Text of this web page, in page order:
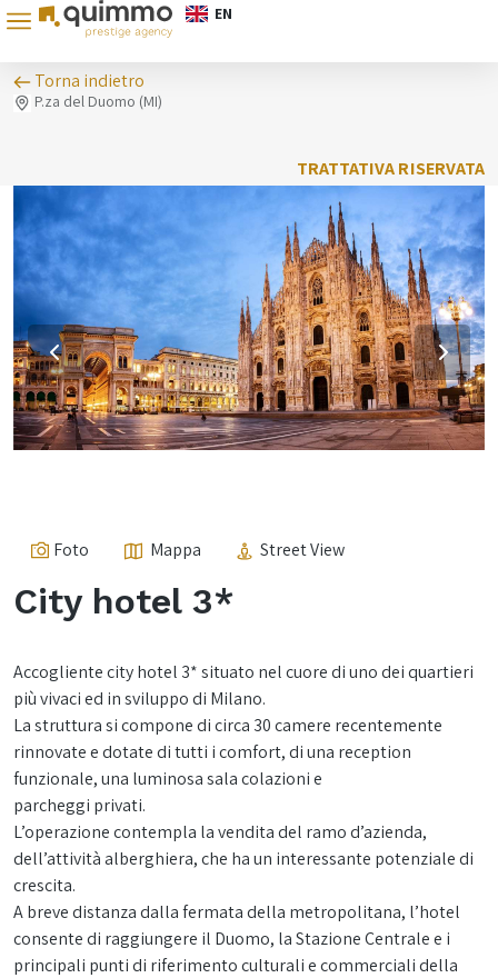
EN
Torna indietro
P.za del Duomo (MI)
TRATTATIVA RISERVATA
Foto Mappa Street View
City hotel 3*
Accogliente city hotel 3* situato nel cuore di uno dei quartieri
più vivaci ed in sviluppo di Milano.
La struttura si compone di circa 30 camere recentemente
rinnovate e dotate di tutti i comfort, di una reception
funzionale, una luminosa sala colazioni e
parcheggi privati.
L’operazione contempla la vendita del ramo d’azienda,
dell’attività alberghiera, che ha un interessante potenziale di
crescita.
A breve distanza dalla fermata della metropolitana, l’hotel
consente di raggiungere il Duomo, la Stazione Centrale e i
principali punti di riferimento culturali e commerciali della